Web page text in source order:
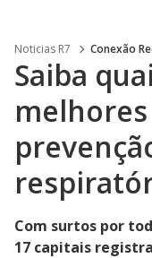
Noticias R7 Conexão
Saiba
Com surtos por
17 capitais